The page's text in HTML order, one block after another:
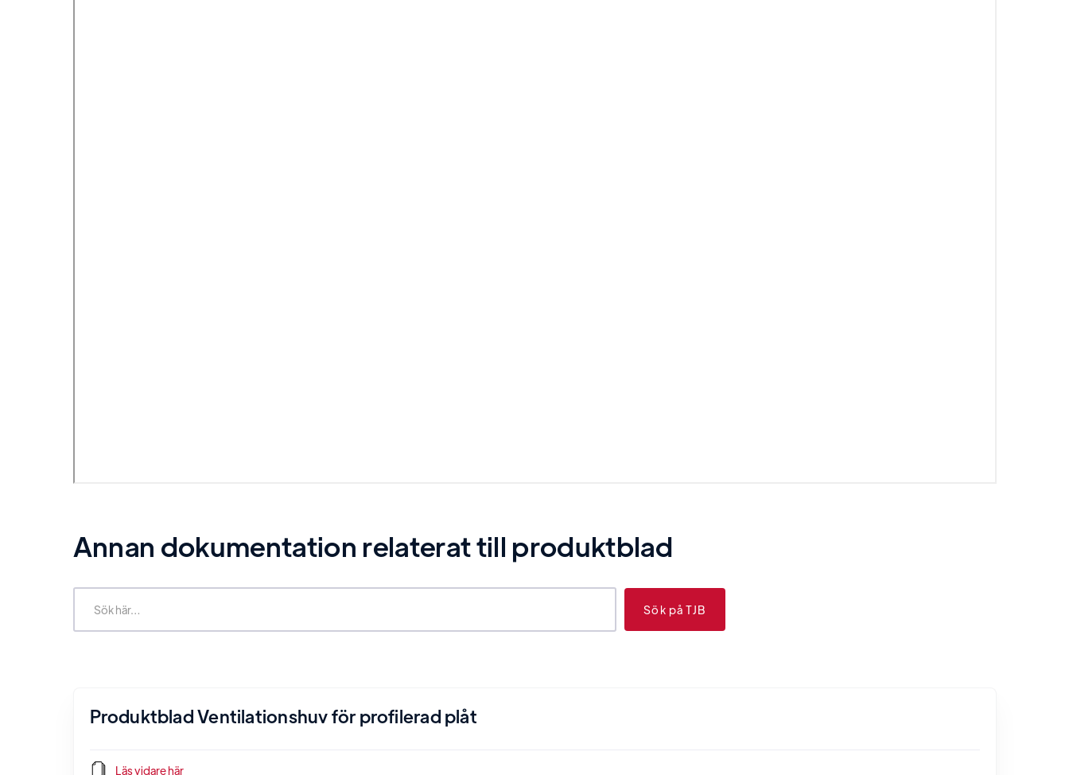
Annan dokumentation relaterat till produktblad
Produktblad Ventilationshuv för profilerad plåt
Läs vidare här